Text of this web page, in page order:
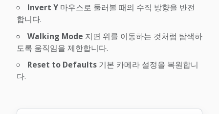
Invert Y 마우스로 둘러볼 때의 수직 방향을 반전
합니다.
Walking Mode 지면 위를 이동하는 것처럼 탐색하
도록 움직임을 제한합니다.
Reset to Defaults 기본 카메라 설정을 복원합니
다.